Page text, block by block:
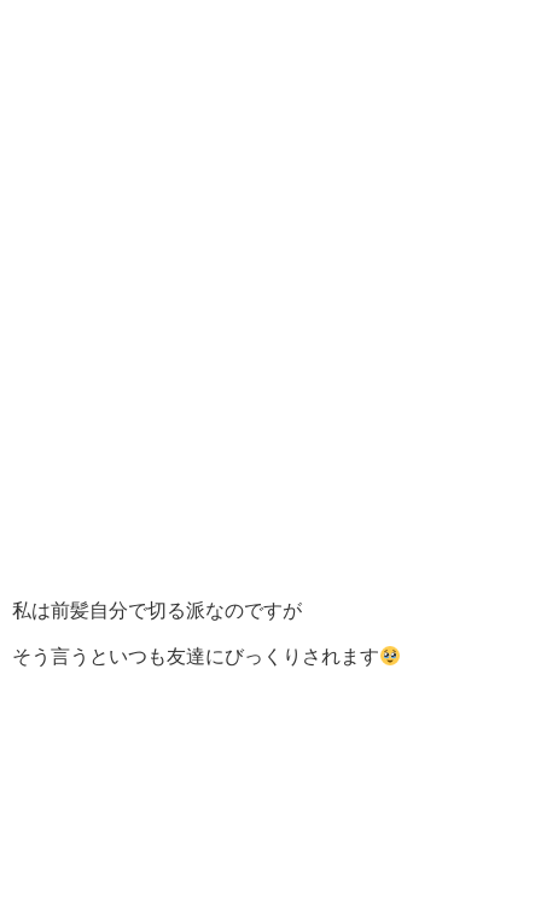
私は前髪自分で切る派なのですが
そう言うといつも友達にびっくりされます